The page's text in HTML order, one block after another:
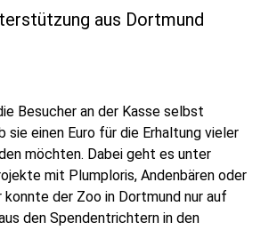
aus Dortmund
Besucher an der Kasse selbst
sie einen Euro für die Erhaltung vieler
möchten. Dabei geht es unter
mit Plumploris, Andenbären oder
konnte der Zoo in Dortmund nur auf
den Spendentrichtern in den